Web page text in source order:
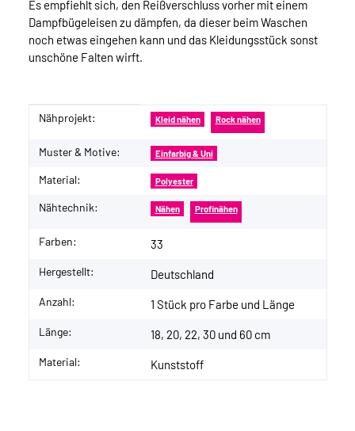
Es empfiehlt sich, den Reißverschluss vorher mit einem
Dampfbügeleisen zu dämpfen, da dieser beim Waschen
noch etwas eingehen kann und das Kleidungsstück sonst
unschöne Falten wirft.
Produkteigenschaft
Wert
Nähprojekt: Kleid nähen Rock nähen
Muster & Motive: Einfarbig & Uni
Material: Polyester
Nähtechnik: Nähen Profinähen
Farben: 33
Hergestellt: Deutschland
Anzahl: 1 Stück pro Farbe und Länge
Länge: 18, 20, 22, 30 und 60 cm
Material: Kunststoff